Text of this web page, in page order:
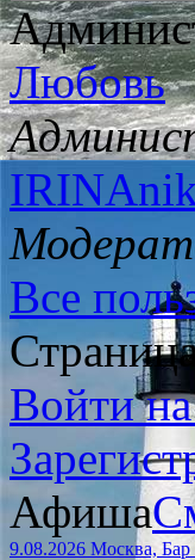
Любовь
Все
Войти
Афиша
9.08.2026 Москва, Бар